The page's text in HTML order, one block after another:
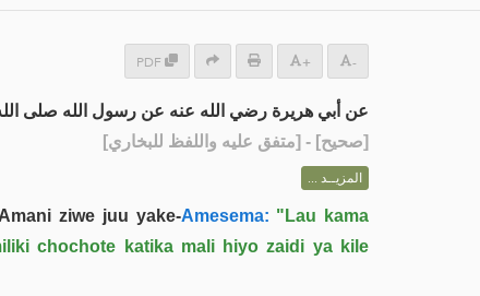
PDF + -
عن أبي هريرة رضي الله عنه عن رسول الله صلى
[صحيح] - [متفق عليه واللفظ للبخاري]
المزيــد ...
ziwe juu yake-Amesema: "Lau kama
chochote katika mali hiyo zaidi ya kile